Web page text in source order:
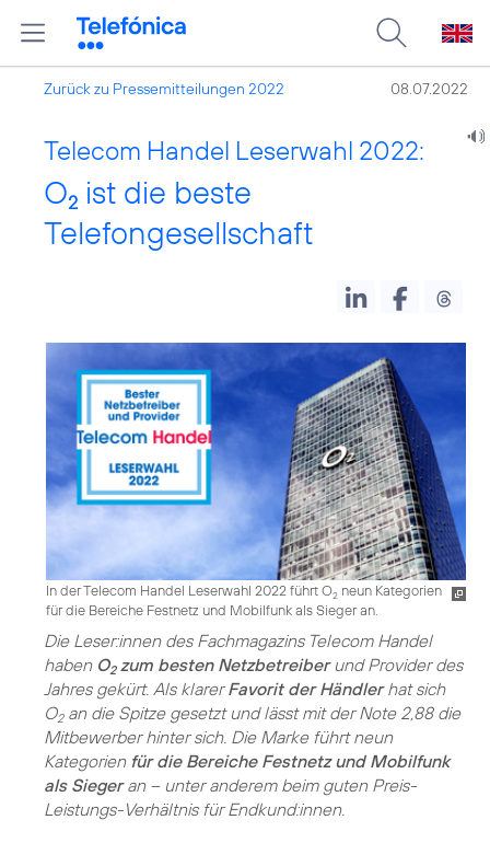
Zurück zu Pressemitteilungen 2022 08.07.2022
Telecom Handel Leserwahl 2022:
O2 ist die beste
Telefongesellschaft
In der Telecom Handel Leserwahl 2022 führt O2 neun Kategorien
für die Bereiche Festnetz und Mobilfunk als Sieger an.
Die Leser:innen des Fachmagazins Telecom Handel
haben O2zum besten Netzbetreiberund Provider des
Jahres gekürt. Als klarerFavorit der Händlerhat sich
O2an die Spitze gesetzt und lässt mit der Note 2,88 die
Mitbewerber hinter sich. Die Marke führt neun
Kategorien für die Bereiche Festnetz und Mobilfunk
als Siegeran – unter anderem beim guten Preis-
Leistungs-Verhältnis für Endkund:innen.